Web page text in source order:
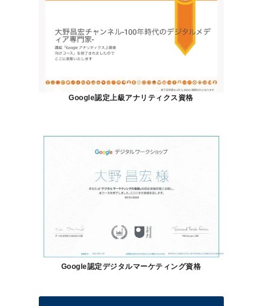
Google認定上級アナリティクス資格
Google認定デジタルマーケティング資格